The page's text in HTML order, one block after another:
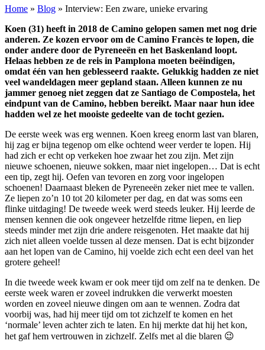
Home » Blog » Interview: Een zware, unieke ervaring
Koen (31) heeft in 2018 de Camino gelopen samen met nog drie
anderen. Ze kozen ervoor om de Camino Francès te lopen, die
onder andere door de Pyreneeën en het Baskenland loopt.
Helaas hebben ze de reis in Pamplona moeten beëindigen,
omdat één van hen geblesseerd raakte. Gelukkig hadden ze niet
veel wandeldagen meer gepland staan. Alleen kunnen ze nu
jammer genoeg niet zeggen dat ze Santiago de Compostela, het
eindpunt van de Camino, hebben bereikt. Maar naar hun idee
hadden wel ze het mooiste gedeelte van de tocht gezien.
De eerste week was erg wennen. Koen kreeg enorm last van blaren,
hij zag er bijna tegenop om elke ochtend weer verder te lopen. Hij
had zich er echt op verkeken hoe zwaar het zou zijn. Met zijn
nieuwe schoenen, nieuwe sokken, maar niet ingelopen… Dat is echt
een tip, zegt hij. Oefen van tevoren en zorg voor ingelopen
schoenen! Daarnaast bleken de Pyreneeën zeker niet mee te vallen.
Ze liepen zo’n 10 tot 20 kilometer per dag, en dat was soms een
flinke uitdaging! De tweede week werd steeds leuker. Hij leerde de
mensen kennen die ook ongeveer hetzelfde ritme liepen, en liep
steeds minder met zijn drie andere reisgenoten. Het maakte dat hij
zich niet alleen voelde tussen al deze mensen. Dat is echt bijzonder
aan het lopen van de Camino, hij voelde zich echt een deel van het
grotere geheel!
In die tweede week kwam er ook meer tijd om zelf na te denken. De
eerste week waren er zoveel indrukken die verwerkt moesten
worden en zoveel nieuwe dingen om aan te wennen. Zodra dat
voorbij was, had hij meer tijd om tot zichzelf te komen en het
‘normale’ leven achter zich te laten. En hij merkte dat hij het kon,
het gaf hem vertrouwen in zichzelf. Zelfs met al die blaren 😉